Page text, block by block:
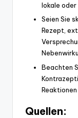
lokale
Seien Sie
Rezept,
Beachten
Quellen: